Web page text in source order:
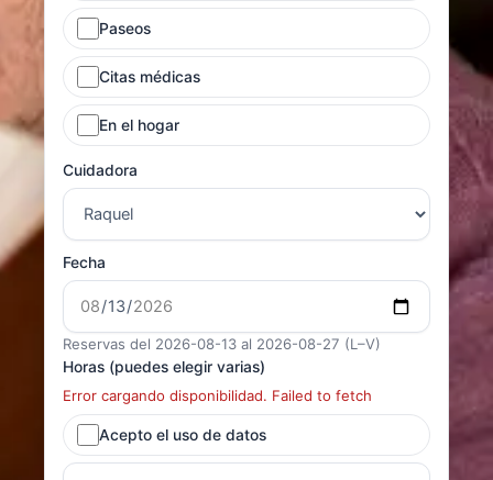
Paseos
Citas médicas
En el hogar
Cuidadora
Fecha
Reservas del 2026-08-13 al 2026-08-27 (L–V)
Horas (puedes elegir varias)
Error cargando disponibilidad. Failed to fetch
Acepto el uso de datos